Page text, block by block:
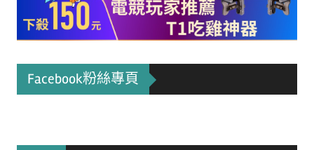
Facebook粉絲專頁